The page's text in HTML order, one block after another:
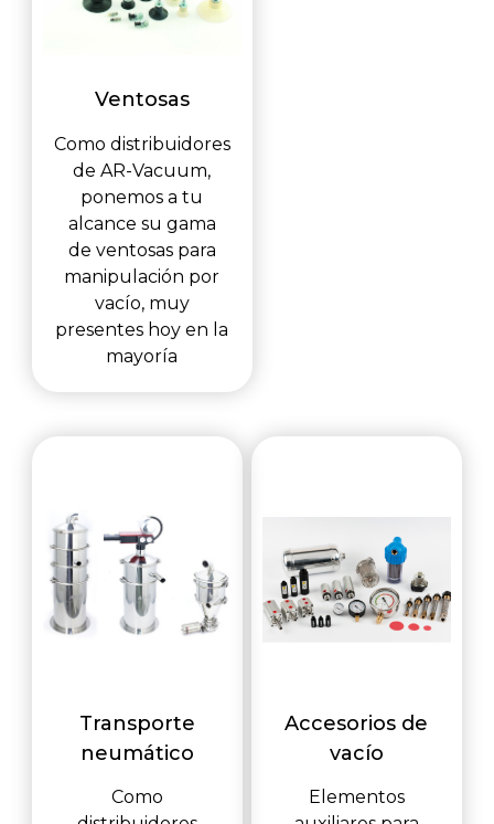
Ventosas
Como distribuidores
de AR-Vacuum,
ponemos a tu
alcance su gama
de ventosas para
manipulación por
vacío, muy
presentes hoy en la
mayoría
Transporte
neumático
Como
Accesorios de
vacío
Elementos